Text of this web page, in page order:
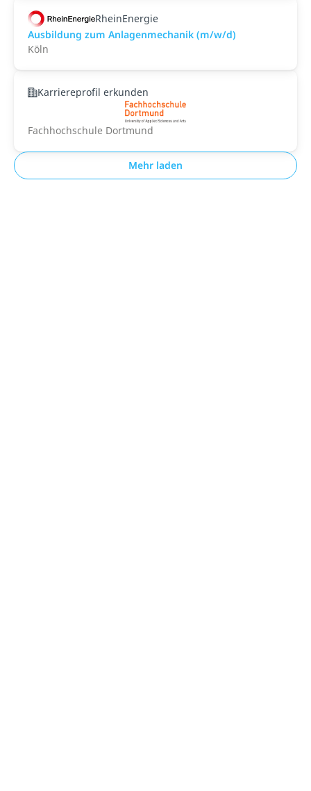
RheinEnergie
Ausbildung zum Anlagenmechanik (m/w/d)
Köln
Karriereprofil erkunden
Fachhochschule Dortmund
Mehr laden